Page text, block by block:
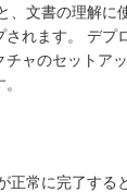
、文書の理解に
れます。 デプ
チャのセットア
正常に完了する